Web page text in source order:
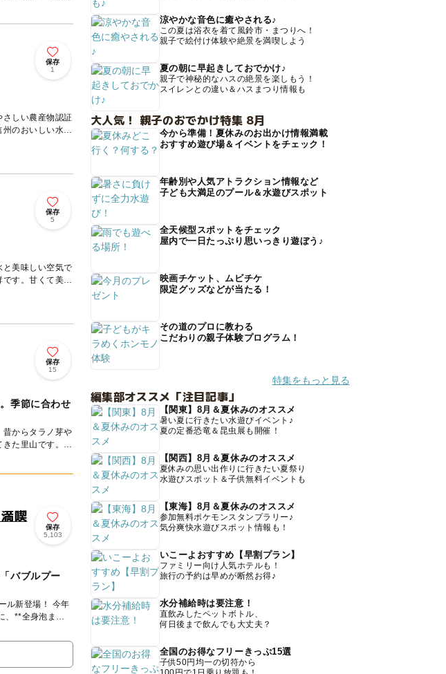
設が集まってい
保存
1
さしい農産物認証
のおいしい水と
保存
5
と美味しい空気で
す。甘くて美味
保存
15
季節に合わせ
昔からタラノ芽や
た里山です。静
野鳥観察…コテ
喫
保存
5,103
バブルプー
登場！ 今年
、**全身泡まみ
涼やかな音色に癒やされる♪
この夏は浴衣を着て風鈴市・まつりへ！
親子で絵付け体験や絶景を満喫しよう
夏の朝に早起きしておでかけ♪
親子で神秘的なハスの絶景を楽しもう！
スイレンとの違い＆ハスまつり情報も
大人気！ 親子のおでかけ特集 8月
今から準備！夏休みのお出かけ情報満載
おすすめ遊び場＆イベントをチェック！
年齢別や人気アトラクション情報など
子ども大満足のプール＆水遊びスポット
全天候型スポットをチェック
屋内で一日たっぷり思いっきり遊ぼう♪
映画チケット、ムビチケ
限定グッズなどが当たる！
その道のプロに教わる
こだわりの親子体験プログラム！
特集をもっと見る
編集部オススメ「注目記事」
【関東】8月＆夏休みのオススメ
暑い夏に行きたい水遊びイベント♪
夏の定番恐竜＆昆虫展も開催！
【関西】8月＆夏休みのオススメ
夏休みの思い出作りに行きたい夏祭り
水遊びスポット＆子供無料イベントも
【東海】8月＆夏休みのオススメ
参加無料ポケモンスタンプラリー♪
気分爽快水遊びスポット情報も！
いこーよおすすめ【早割プラン】
ファミリー向け人気ホテルも！
旅行の予約は早めが断然お得♪
水分補給時は要注意！
直飲みしたペットボトル、
何日後まで飲んでも大丈夫？
全国のお得なフリーきっぷ15選
子供50円均一の切符から